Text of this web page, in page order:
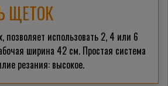
ЩЕТОК
позволяет использовать 2, 4 или 6
ширина 42 см. Простая система
резания: высокое.